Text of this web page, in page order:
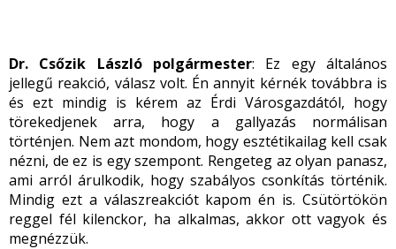
Dr. Csőzik László polgármester: Ez egy általános
jellegű reakció, válasz volt. Én annyit kérnék továbbra is
és ezt mindig is kérem az Érdi Városgazdától, hogy
törekedjenek arra, hogy a gallyazás normálisan
történjen. Nem azt mondom, hogy esztétikailag kell csak
nézni, de ez is egy szempont. Rengeteg az olyan panasz,
ami arról árulkodik, hogy szabályos csonkítás történik.
Mindig ezt a válaszreakciót kapom én is. Csütörtökön
reggel fél kilenckor, ha alkalmas, akkor ott vagyok és
megnézzük.